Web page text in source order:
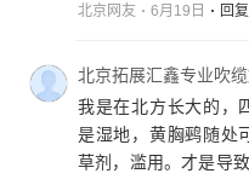
北京网友 6月19日 回复
北京拓展汇鑫专业吹
我是在北方长大的，
是湿地，黄胸鹀随处
草剂，滥用。才是导